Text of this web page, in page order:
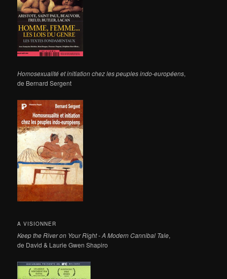
Homosexualité et initiation chez les peuples indo-européens,
de Bernard Sergent
A VISIONNER
Keep the River on Your Right - A Modern Cannibal Tale,
de David & Laurie Gwen Shapiro